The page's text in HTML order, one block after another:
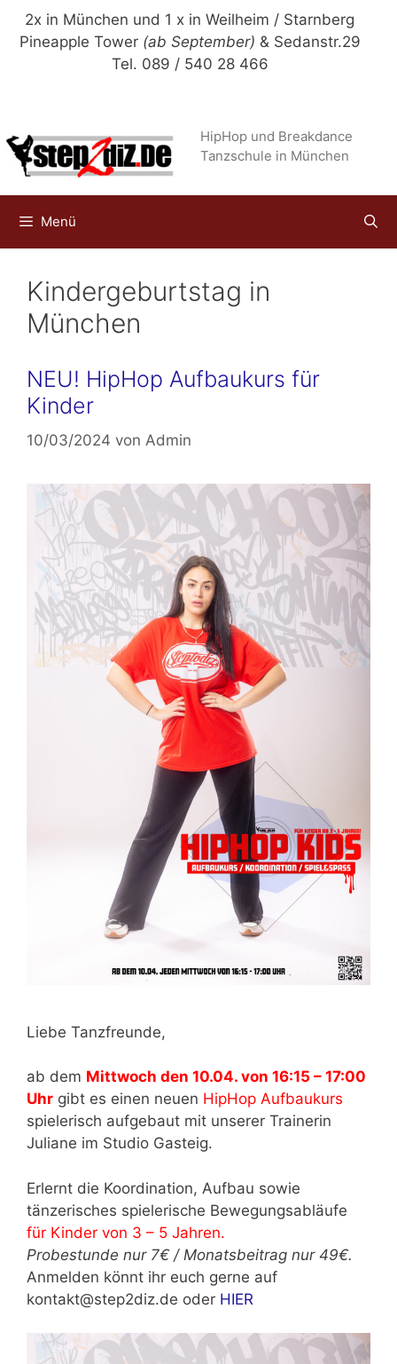
Zum
Inhalt
2x in München und 1 x in Weilheim / Starnberg
Pineapple Tower (ab September) & Sedanstr.29
Tel. 089 / 540 28 466
HipHop und Breakdance
Tanzschule in München
Menü
Kindergeburtstag in
München
NEU! HipHop Aufbaukurs für
Kinder
10/03/2024 von Admin
Liebe Tanzfreunde,
ab dem Mittwoch den 10.04. von 16:15 – 17:00
Uhr gibt es einen neuen HipHop Aufbaukurs
spielerisch aufgebaut mit unserer Trainerin
Juliane im Studio Gasteig.
Erlernt die Koordination, Aufbau sowie
tänzerisches spielerische Bewegungsabläufe
für Kinder von 3 – 5 Jahren.
Probestunde nur 7€ / Monatsbeitrag nur 49€.
Anmelden könnt ihr euch gerne auf
kontakt@step2diz.de oder HIER